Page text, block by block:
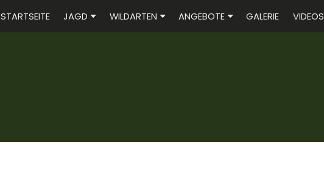
STARTSEITE JAGD WILDARTEN ANGEBOTE GALERIE VIDEOS